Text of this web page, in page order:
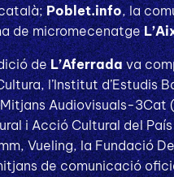
Poblet.info, la
de micromecenatge
deL’Aferradava
l’Institut d’Estudis
Audiovisuals-3Cat
i Acció Cultural del
Vueling, la Fundació
de comunicació